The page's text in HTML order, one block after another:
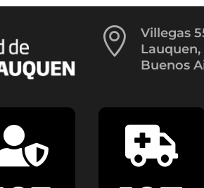

Villegas
Buenos
